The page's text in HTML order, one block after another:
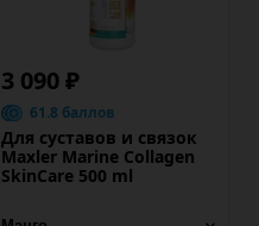
3 090 ₽
61.8 баллов
Для суставов и связок
Maxler Marine Collagen
SkinCare 500 ml